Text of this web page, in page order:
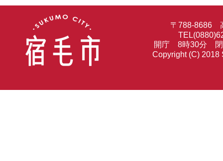
〒788-8686
開庁 8時30分 閉
Copyright (C) 2018